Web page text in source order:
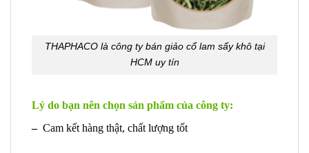
THAPHACO là công ty bán giảo cổ lam sấy khô tại
HCM uy tín
Lý do bạn nên chọn sản phẩm của công ty:
– Cam kết hàng thật, chất lượng tốt